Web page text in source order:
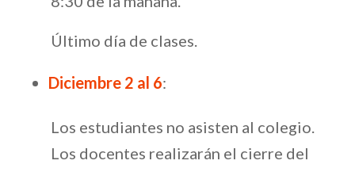
Último día de clases.
Diciembre 2 al 6:
Los estudiantes no asisten al colegio.
Los docentes realizarán el cierre del